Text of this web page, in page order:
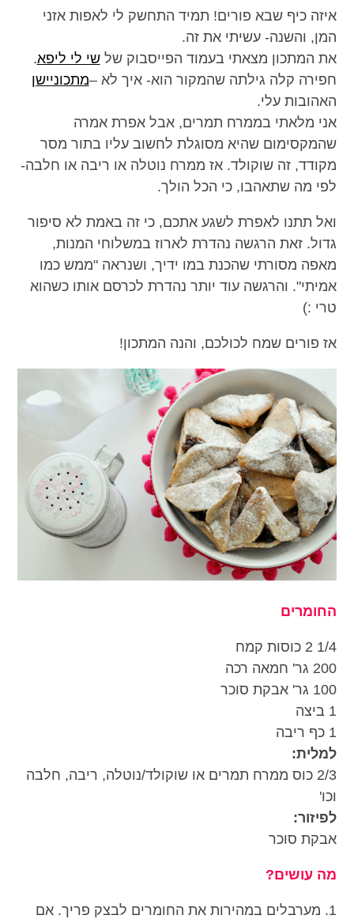
איזה כיף שבא פורים! תמיד התחשק לי לאפות אזני
המן, והשנה- עשיתי את זה.
את המתכון מצאתי בעמוד הפייסבוק שלשי לי ליפא.
חפירה קלה גילתה שהמקור הוא- איך לא –מתכוניישן
האהובות עלי.
אני מלאתי בממרח תמרים, אבל אפרת אמרה
שהמקסימום שהיא מסוגלת לחשוב עליו בתור מסר
מקודד, זה שוקולד. אז ממרח נוטלה או ריבה או חלבה-
לפי מה שתאהבו, כי הכל הולך.
ואל תתנו לאפרת לשגע אתכם, כי זה באמת לא סיפור
גדול. זאת הרגשה נהדרת לארוז במשלוחי המנות,
מאפה מסורתי שהכנת במו ידיך, ושנראה "ממש כמו
אמיתי". והרגשה עוד יותר נהדרת לכרסם אותו כשהוא
טרי :)
אז פורים שמח לכולכם, והנה המתכון!
החומרים
1/4 2 כוסות קמח
200 גר' חמאה רכה
100 גר' אבקת סוכר
1 ביצה
1 כף ריבה
למלית:
2/3 כוס ממרח תמרים או שוקולד/נוטלה, ריבה, חלבה
וכו'
לפיזור:
אבקת סוכר
מה עושים?
1. מערבלים במהירות את החומרים לבצק פריך. אם